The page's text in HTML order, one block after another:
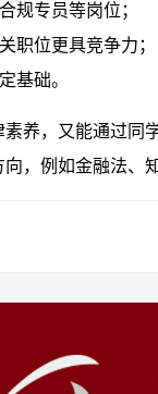
规专员等岗位；
职位更具竞争力；
基础。
养，又能通过同
，例如金融法、